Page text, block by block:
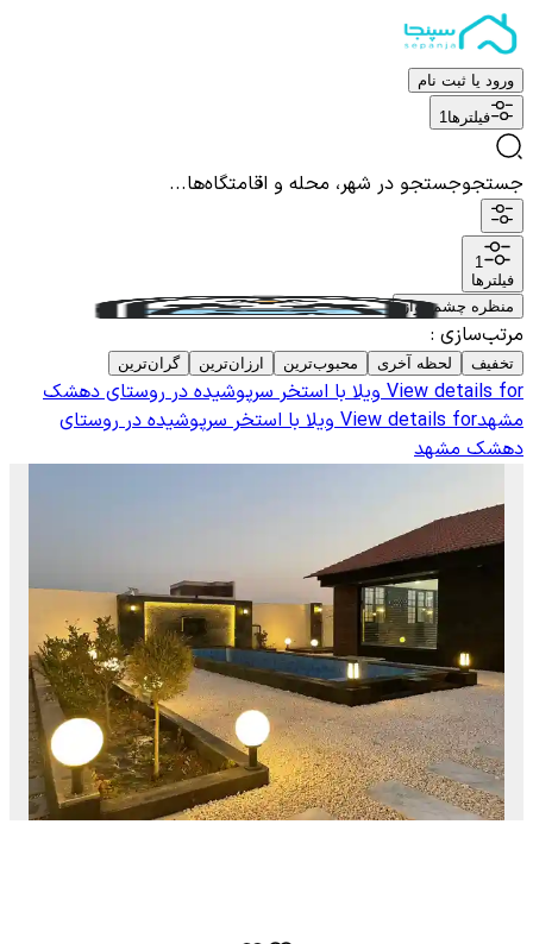
ورود یا ثبت نام
فیلترها1
جستجوجستجو در شهر، محله و اقامتگاه‌ها...
1
فیلترها
منظره چشم نواز
مرتب‌سازی :
تخفیف لحظه آخری محبوب‌ترین ارزان‌ترین گران‌ترین
View details for ویلا با استخر سرپوشیده در روستای دهشک
مشهدView details for ویلا با استخر سرپوشیده در روستای
دهشک مشهد